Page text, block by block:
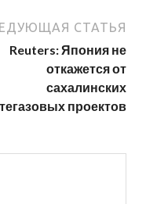
СТАТЬЯ
Reuters: Япония не
откажется от
сахалинских
проектов